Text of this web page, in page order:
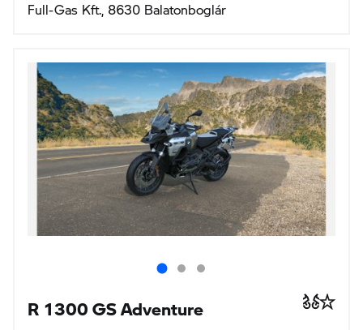
Full-Gas Kft., 8630 Balatonboglár
R 1300 GS Adventure